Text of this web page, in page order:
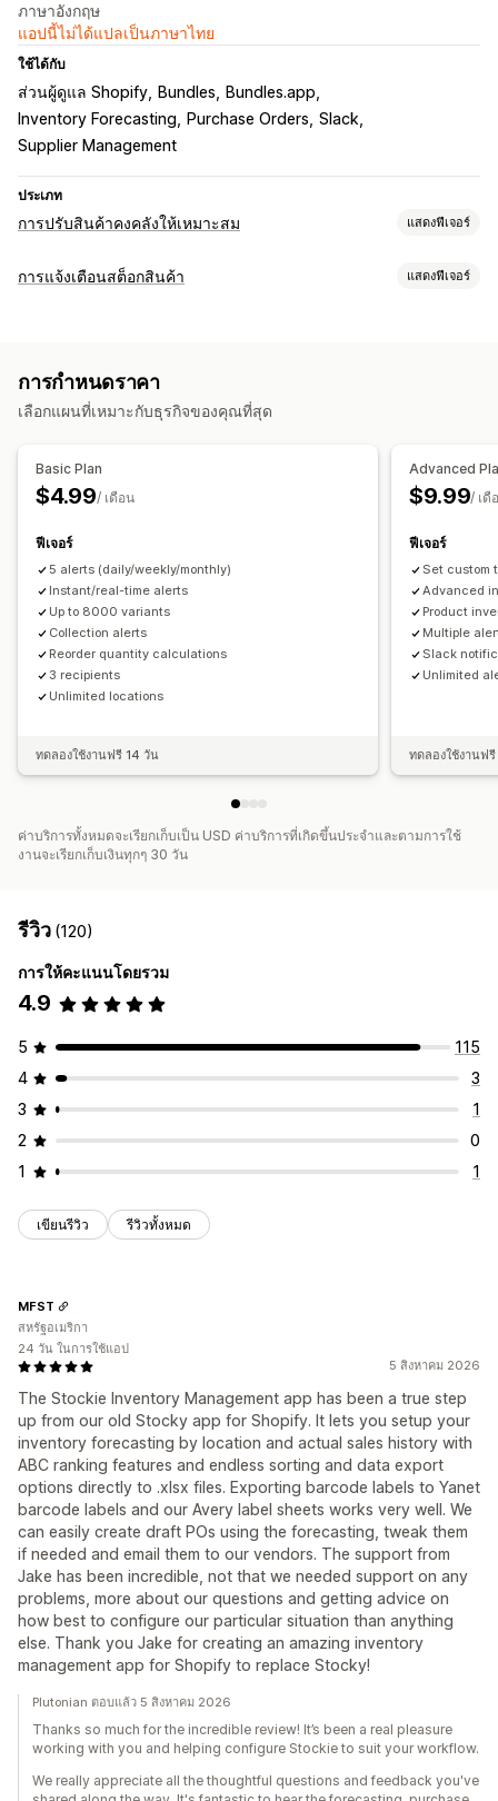
ภาษาอังกฤษ
แอปนี้ไม่ได้แปลเป็นภาษาไทย
ใช้ได้กับ
ส่วนผู้ดูแล Shopify Bundles
Bundles.app
Inventory Forecasting
Purchase Orders Slack
Supplier Management
ประเภท
การปรับสินค้าคงคลังให้เหมาะสม แสดงฟีเจอร์
การจัดการสินค้าคงคลัง
การวางแผนสินค้าคงคลัง
คำสั่งซื้อ
การแจ้งเตือนและการวิเคราะห์
การแจ้งเตือนการเติมสต็อกสินค้า
การแจ้งเตือนการเติมสินค้า
การแจ้งเตือนสต็อกสินค้าต่ำ
การแจ้งเตือนหมดสต็อก
การแจ้งเตือนเกณฑ์ รายงานที่กำหนดเอง
การแจ้งเตือนทางอีเมล
การแจ้งเตือนสต็อกสินค้า แสดงฟีเจอร์
สต็อกสินค้าต่ำ อีเมล
การวิเคราะห์และการรายงาน
การกำหนดราคา
เลือกแผนที่เหมาะกับธุรกิจของคุณที่สุด
Basic Plan
$4.99/ เดือน
ฟีเจอร์
5 alerts (daily/weekly/monthly)
Instant/real-time alerts
Up to 8000 variants
Collection alerts
Reorder quantity calculations
3 recipients
Unlimited locations
ทดลองใช้งานฟรี 14 วัน
Advanced
$9.99/ เดื
ฟีเจอร์
Set custom
Advanced
Product
Multiple
Slack
Unlimited
ทดลองใช้งานฟ
ค่าบริการทั้งหมดจะเรียกเก็บเป็น USD ค่าบริการที่เกิดขึ้นประจำและตามการใช้
งานจะเรียกเก็บเงินทุกๆ 30 วัน
รีวิว (120)
การให้คะแนนโดยรวม
4.9
5
115
4
3
3
1
2
0
1
1
เขียนรีวิว รีวิวทั้งหมด
5 สิงหาคม 2026
The Stockie Inventory Management app has been a true step
up from our old Stocky app for Shopify. It lets you setup your
inventory forecasting by location and actual sales history with
ABC ranking features and endless sorting and data export
options directly to .xlsx files. Exporting barcode labels to Yanet
barcode labels and our Avery label sheets works very well. We
can easily create draft POs using the forecasting, tweak them
if needed and email them to our vendors. The support from
Jake has been incredible, not that we needed support on any
problems, more about our questions and getting advice on
how best to configure our particular situation than anything
else. Thank you Jake for creating an amazing inventory
management app for Shopify to replace Stocky!
MFST
สหรัฐอเมริกา
24 วัน ในการใช้แอป
Plutonian ตอบแล้ว 5 สิงหาคม 2026
Thanks so much for the incredible review! It’s been a real pleasure
working with you and helping configure Stockie to suit your workflow.
We really appreciate all the thoughtful questions and feedback you've